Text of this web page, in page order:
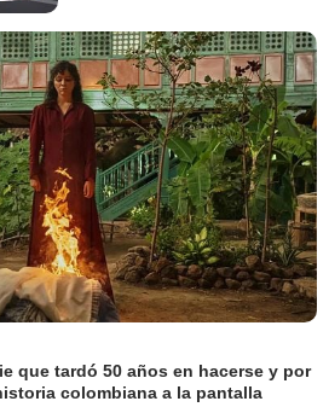
que tardó 50 años en hacerse y por
colombiana a la pantalla